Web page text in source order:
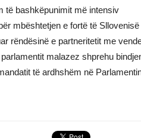
të bashkëpunimit më intensiv
mbështetjen e fortë të Sllovenisë
rëndësinë e partneritetit me
malazez shprehu
të ardhshëm në